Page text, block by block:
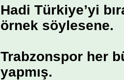
Hadi Türkiye’yi
örnek söylesene.
Trabzonspor her
yapmış.